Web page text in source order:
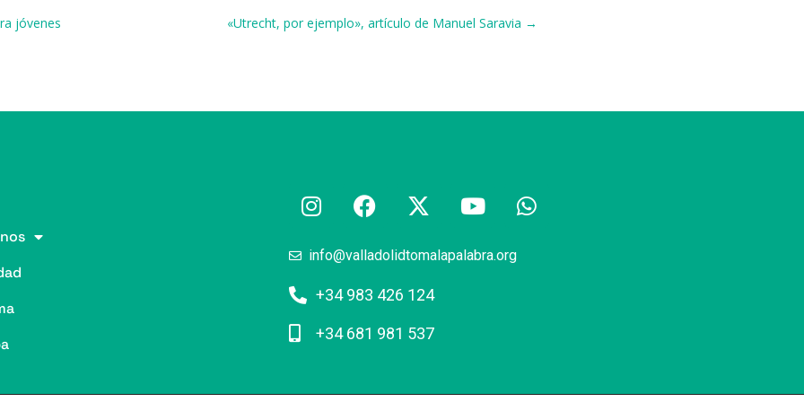
jóvenes
«Utrecht, por ejemplo», artículo de Manuel Saravia →
info@valladolidtomalapalabra.org
+34 983 426 124
+34 681 981 537